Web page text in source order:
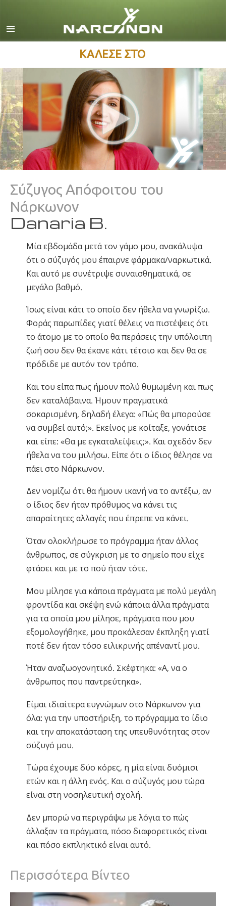
Αγγλικά
Δανέζικα
Ολλανδικά
Ελληνικά
Γαλλικά
Εβραϊκά
Ούγγρικα
Ιταλικά
Σερβομακεδονικά
Πορτογαλικά
Русский (Ρωσικά)
繁體中文 (Κινεζικά)
Αραβικά
Νεπαλέζικα
Ουκρανικά
Όλες οι Περιοχές/Γλώσσες
ΚΑΛΕΣΕ ΣΤΟ
Σύζυγος Απόφοιτου του
Νάρκωνον
Danaria B.
Μία εβδομάδα μετά τον γάμο μου, ανακάλυψα
ότι ο σύζυγός μου έπαιρνε φάρμακα/ναρκωτικά.
Και αυτό με συνέτριψε συναισθηματικά, σε
μεγάλο βαθμό.
Ίσως είναι κάτι το οποίο δεν ήθελα να γνωρίζω.
Φοράς παρωπίδες γιατί θέλεις να πιστέψεις ότι
το άτομο με το οποίο θα περάσεις την υπόλοιπη
ζωή σου δεν θα έκανε κάτι τέτοιο και δεν θα σε
πρόδιδε με αυτόν τον τρόπο.
Και του είπα πως ήμουν πολύ θυμωμένη και πως
δεν καταλάβαινα. Ήμουν πραγματικά
σοκαρισμένη, δηλαδή έλεγα: «Πώς θα μπορούσε
να συμβεί αυτό;». Εκείνος με κοίταξε, γονάτισε
και είπε: «Θα με εγκαταλείψεις;». Και σχεδόν δεν
ήθελα να του μιλήσω. Είπε ότι ο ίδιος θέλησε να
πάει στο Νάρκωνον.
Δεν νομίζω ότι θα ήμουν ικανή να το αντέξω, αν
ο ίδιος δεν ήταν πρόθυμος να κάνει τις
απαραίτητες αλλαγές που έπρεπε να κάνει.
Όταν ολοκλήρωσε το πρόγραμμα ήταν άλλος
άνθρωπος, σε σύγκριση με το σημείο που είχε
φτάσει και με το πού ήταν τότε.
Μου μίλησε για κάποια πράγματα με πολύ μεγάλη
φροντίδα και σκέψη ενώ κάποια άλλα πράγματα
για τα οποία μου μίλησε, πράγματα που μου
εξομολογήθηκε, μου προκάλεσαν έκπληξη γιατί
ποτέ δεν ήταν τόσο ειλικρινής απέναντί μου.
Ήταν αναζωογονητικό. Σκέφτηκα: «Α, να ο
άνθρωπος που παντρεύτηκα».
Είμαι ιδιαίτερα ευγνώμων στο Νάρκωνον για
όλα: για την υποστήριξη, το πρόγραμμα το ίδιο
και την αποκατάσταση της υπευθυνότητας στον
σύζυγό μου.
Τώρα έχουμε δύο κόρες, η μία είναι δυόμισι
ετών και η άλλη ενός. Και ο σύζυγός μου τώρα
είναι στη νοσηλευτική σχολή.
Δεν μπορώ να περιγράψω με λόγια το πώς
άλλαξαν τα πράγματα, πόσο διαφορετικός είναι
και πόσο εκπληκτικό είναι αυτό.
Περισσότερα Βίντεο